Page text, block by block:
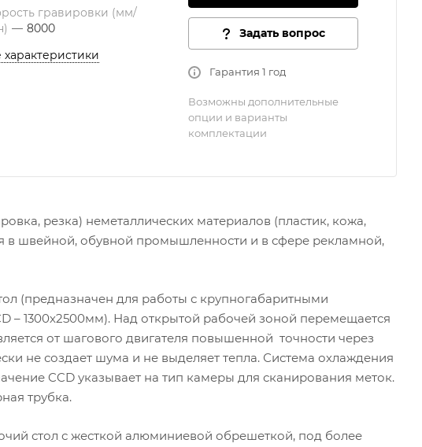
гравировки (мм/
— 8000
характеристики
Задать вопрос
Гарантия 1 год
Возможны дополнительные
опции и варианты
комплектации
резка) неметаллических материалов (пластик, кожа,
в швейной, обувной промышленности и в сфере рекламной,
(предназначен для работы с крупногабаритными
– 1300х2500мм). Над открытой рабочей зоной перемещается
от шагового двигателя повышенной точности через
не создает шума и не выделяет тепла. Система охлаждения
CCD указывает на тип камеры для сканирования меток.
трубка.
стол с жесткой алюминиевой обрешеткой, под более